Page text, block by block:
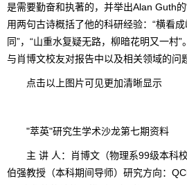
是需要勤奋和执著的，并举出Alan Guth
用两句古诗概括了他的科研经验：“横看
同”，“山重水复疑无路，柳暗花明又一村
与肖博文校友对报告中以及相关领域的问
点击以上图片可见更加清晰显示
"萃英"研究生学术沙龙第七期资料
主 讲 人：肖博文（物理系99级本科
伯强教授（本科期间导师）研究方向：